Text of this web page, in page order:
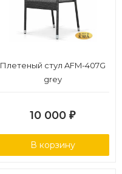
Плетеный стул AFM-407G
grey
10 000 ₽
В корзину